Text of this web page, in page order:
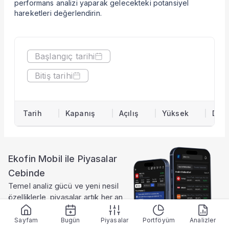
Hisseyi Taşıyan Fonlar
Bilançolar
Gelir Tablosu
Nakit Akım Tablosu
Sektör Analizi
Sermaye Artırımları
Temettüler
Fiyat Endeks Değişimi
Grafik
Karşılaştır
performans analizi yaparak gelecekteki potansiyel
hareketleri değerlendirin.
Başlangıç tarihi
Bitiş tarihi
Tarih Kapanış Açılış Yüksek
Ekofin Mobil ile Piyasalar
Cebinde
Temel analiz gücü ve yeni nesil
özelliklerle, piyasalar artık her an
elinin altında.
Sayfam Bugün Piyasalar Portföyüm Analizler